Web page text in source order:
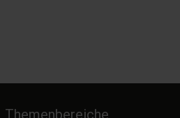
Themenbereiche